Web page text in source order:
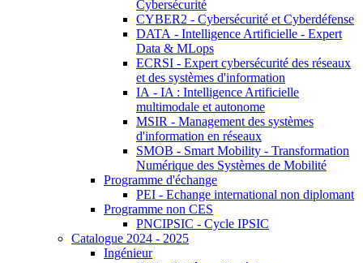
Cybersécurité
CYBER2 - Cybersécurité et Cyberdéfense
DATA - Intelligence Artificielle - Expert
Data & MLops
ECRSI - Expert cybersécurité des réseaux
et des systèmes d'information
IA - IA : Intelligence Artificielle
multimodale et autonome
MSIR - Management des systèmes
d'information en réseaux
SMOB - Smart Mobility - Transformation
Numérique des Systèmes de Mobilité
Programme d'échange
PEI - Echange international non diplomant
Programme non CES
PNCIPSIC - Cycle IPSIC
Catalogue 2024 - 2025
Ingénieur